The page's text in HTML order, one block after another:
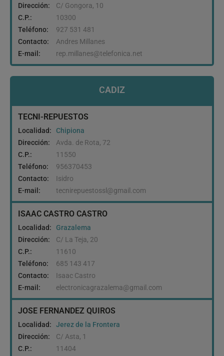
Dirección:
C/ Gongora, 10
C.P.:
10300
Teléfono:
927 531 481
Contacto:
Andres Millanes
E-mail:
rep.millanes@telefonica.net
CADIZ
TECNI-REPUESTOS
Localidad:
Chipiona
Dirección:
Avda. de Rota, 72
C.P.:
11550
Teléfono:
956370453
Contacto:
Isidro
E-mail:
tecnirepuestossl@gmail.com
ISAAC CASTRO CASTRO
Localidad:
Grazalema
Dirección:
C/ La Teja, 20
C.P.:
11610
Teléfono:
685 143 417
Contacto:
Isaac Castro
E-mail:
electronicagrazalema@gmail.com
JOSE FERNANDEZ QUIROS
Localidad:
Jerez de la Frontera
Dirección:
C/ Asta, 1
C.P.:
11404